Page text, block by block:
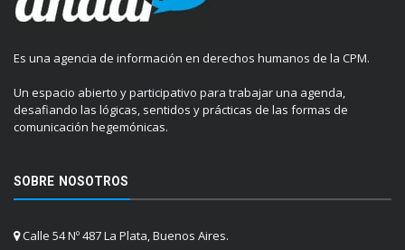
Es una agencia de información en derechos humanos de la CPM.
Un espacio abierto y participativo para trabajar una agenda,
desafiando las lógicas, sentidos y prácticas de las formas de
comunicación hegemónicas.
SOBRE NOSOTROS
Calle 54 Nº 487 La Plata, Buenos Aires.